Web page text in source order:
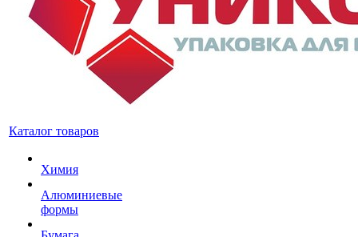
Каталог товаров
Химия
Алюминиевые
формы